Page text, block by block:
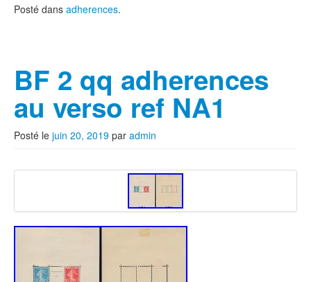
Posté dans adherences.
BF 2 qq adherences
au verso ref NA1
Posté le juin 20, 2019 par admin